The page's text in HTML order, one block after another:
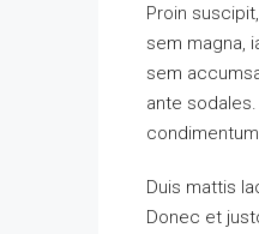
Proin
sem magna,
sem
ante
Duis mattis
Donec et